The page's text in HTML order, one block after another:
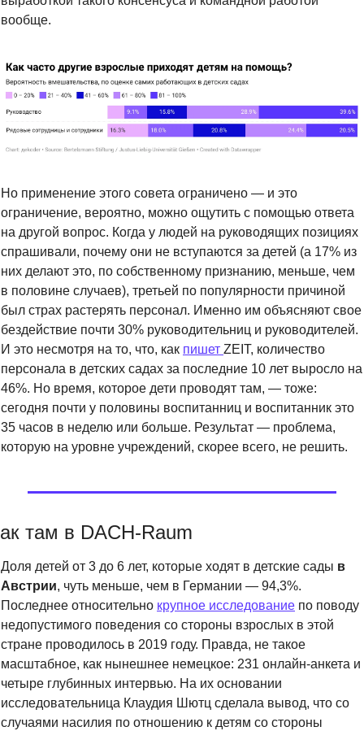
вообще.
Но применение этого совета ограничено — и это
ограничение, вероятно, можно ощутить с помощью ответа
на другой вопрос. Когда у людей на руководящих позициях
спрашивали, почему они не вступаются за детей (а 17% из
них делают это, по собственному признанию, меньше, чем
в половине случаев), третьей по популярности причиной
был страх растерять персонал. Именно им объясняют свое
бездействие почти 30% руководительниц и руководителей.
И это несмотря на то, что, как пишет ZEIT, количество
персонала в детских садах за последние 10 лет выросло на
46%. Но время, которое дети проводят там, — тоже:
сегодня почти у половины воспитанниц и воспитанник это
35 часов в неделю или больше. Результат — проблема,
которую на уровне учреждений, скорее всего, не решить.
там в DACH-Raum
Доля детей от 3 до 6 лет, которые ходят в детские сады в
Австрии, чуть меньше, чем в Германии — 94,3%.
Последнее относительно крупное исследование по поводу
недопустимого поведения со стороны взрослых в этой
стране проводилось в 2019 году. Правда, не такое
масштабное, как нынешнее немецкое: 231 онлайн-анкета и
четыре глубинных интервью. На их основании
исследовательница Клаудия Шютц сделала вывод, что со
случаями насилия по отношению к детям со стороны